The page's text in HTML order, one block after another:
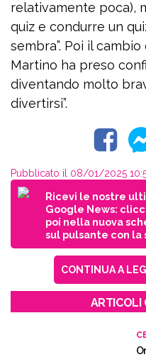
relativamente poca),
quiz e condurre un
sembra”. Poi il
Martino ha preso
diventando molto
divertirsi”.
Pubblicato il 08/01/2025
Ricevi le nostre
Google News:
poi nella nuova
sul pulsante con la
CONTINUA A
ARTICOLI